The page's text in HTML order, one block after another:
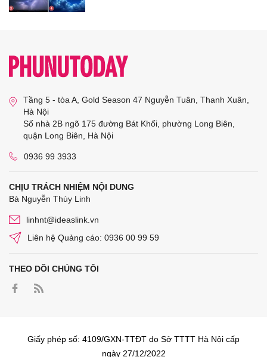
Tầng 5 - tòa A, Gold Season 47 Nguyễn Tuân, Thanh Xuân,
Hà Nội
Số nhà 2B ngõ 175 đường Bát Khối, phường Long Biên,
quận Long Biên, Hà Nội
0936 99 3933
CHỊU TRÁCH NHIỆM NỘI DUNG
Bà Nguyễn Thùy Linh
linhnt@ideaslink.vn
Liên hệ Quảng cáo: 0936 00 99 59
THEO DÕI CHÚNG TÔI
Giấy phép số: 4109/GXN-TTĐT do Sở TTTT Hà Nội cấp
ngày 27/12/2022